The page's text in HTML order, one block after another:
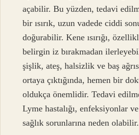
açabilir. Bu yüzden, tedavi
bir ısırık, uzun vadede ciddi
doğurabilir. Kene ısırığı,
belirgin iz bırakmadan
şişlik, ateş, halsizlik ve baş
ortaya çıktığında, hemen bir
oldukça önemlidir. Tedavi
Lyme hastalığı, enfeksiyonlar
sağlık sorunlarına neden olabilir.